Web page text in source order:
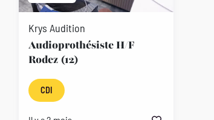
Krys Audition
Audioprothésiste H/F
Rodez (12)
CDI